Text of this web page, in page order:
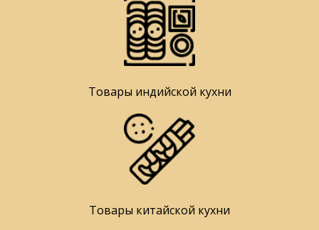
Товары индийской кухни
Товары китайской кухни